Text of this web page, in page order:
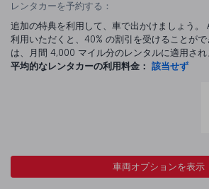
レンタカーを予約する：
追加の特典を利用して、車で出かけましょう。
利用いただくと、40% の割引を受けることがで
は、月間 4,000 マイル分のレンタルに適用され
平均的なレンタカーの利用料金： 該当せず
車両オプションを表示